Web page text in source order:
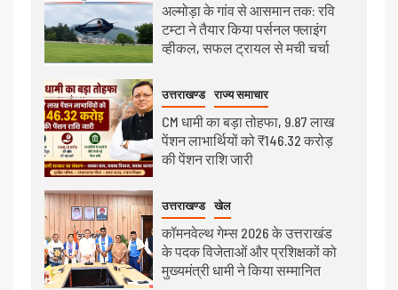
अल्मोड़ा के गांव से आसमान तक: रवि
टम्टा ने तैयार किया पर्सनल फ्लाइंग
व्हीकल, सफल ट्रायल से मची चर्चा
उत्तराखण्ड राज्य समाचार
CM धामी का बड़ा तोहफा, 9.87 लाख
पेंशन लाभार्थियों को ₹146.32 करोड़
की पेंशन राशि जारी
उत्तराखण्ड खेल
कॉमनवेल्थ गेम्स 2026 के उत्तराखंड
के पदक विजेताओं और प्रशिक्षकों को
मुख्यमंत्री धामी ने किया सम्मानित